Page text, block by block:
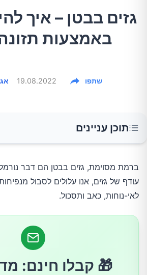
גזים בבטן – איך
באמצעות
19.08.2022 שתפו
תוכן עניינים
נהלו יומן אכילה
הימנעו מקבוצות מזון בעייתיות
הימנעו ממזונות המכילים סורביטול
ברמת מסוימת, גזים בבטן הם דבר
עודף של גזים, אנו עלולים לסבול
לאי-נוחות, כאב ותסכול.